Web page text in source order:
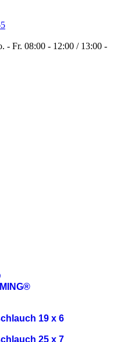
- Fr. 08:00 - 12:00 / 13:00 -
19 x 6
25 x 7